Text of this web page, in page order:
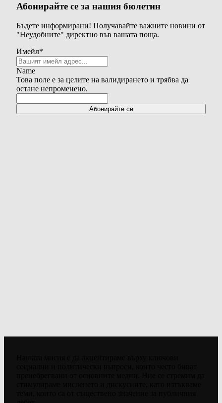
Абонирайте се за нашия бюлетин
Бъдете информирани! Получавайте важните новини от
"Неудобните" директно във вашата поща.
Имейл*
Name
Това поле е за целите на валидирането и трябва да
остане непроменено.